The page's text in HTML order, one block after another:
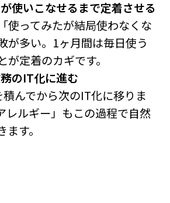
使いこなせるまで定着させる
使ってみたが結局使わなくな
が多い。1ヶ月間は毎日使う
定着のカギです。
のIT化に進む
んでから次のIT化に移りま
レルギー」もこの過程で自然
す。